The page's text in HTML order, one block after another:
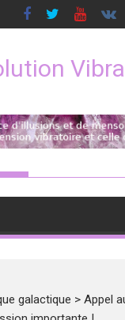
galactique >Appel